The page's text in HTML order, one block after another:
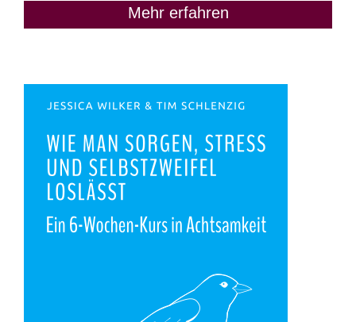
Mehr erfahren